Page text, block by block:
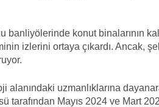
banliyölerinde konut binalarının
izlerini ortaya çıkardı. Ancak,
alanındaki uzmanlıklarına
tarafından Mayıs 2024 ve Mart